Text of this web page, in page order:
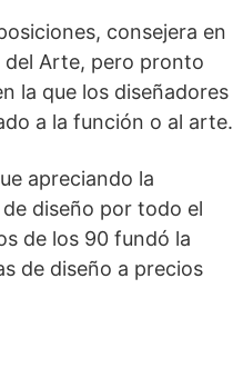
consejera en
del Arte, pero pronto
la que los diseñadores
a la función o al arte.
apreciando la
diseño por todo el
de los 90 fundó la
de diseño a precios